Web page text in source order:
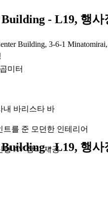
- L19, 행사
Building, 3-6-1
미터
내 바리스타 바
를 준 모던한 인테리어
형 AV 장비 제공- L19, 행사